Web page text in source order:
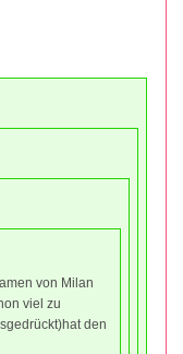
von Milan
viel zu
den